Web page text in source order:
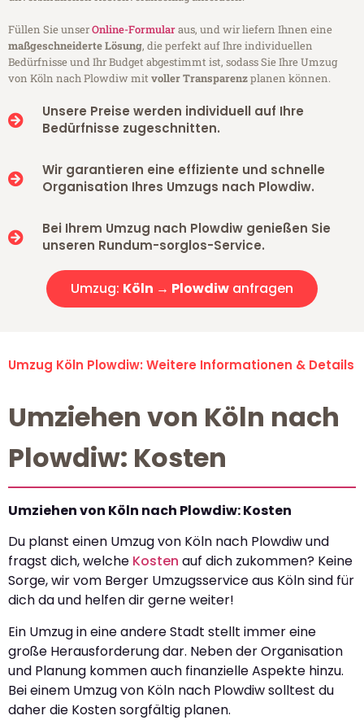
Füllen Sie unserOnline-Formularaus, und wir liefern Ihnen eine
maßgeschneiderte Lösung, die perfekt auf Ihre individuellen
Bedürfnisse und Ihr Budget abgestimmt ist, sodass Sie Ihre Umzug
von Köln nach Plowdiw mitvoller Transparenzplanen können.
Unsere Preise werden individuell auf Ihre
Bedürfnisse zugeschnitten.
Wir garantieren eine effiziente und schnelle
Organisation Ihres Umzugs nach Plowdiw.
Bei Ihrem Umzug nach Plowdiw genießen Sie
unseren Rundum-sorglos-Service.
Umzug: Köln → Plowdiw anfragen
Umzug Köln Plowdiw: Weitere Informationen & Details
Umziehen von Köln nach
Plowdiw: Kosten
Umziehen von Köln nach Plowdiw: Kosten
Du planst einen Umzug von Köln nach Plowdiw und
fragst dich, welche Kosten auf dich zukommen? Keine
Sorge, wir vom Berger Umzugsservice aus Köln sind für
dich da und helfen dir gerne weiter!
Ein Umzug in eine andere Stadt stellt immer eine
große Herausforderung dar. Neben der Organisation
und Planung kommen auch finanzielle Aspekte hinzu.
Bei einem Umzug von Köln nach Plowdiw solltest du
daher die Kosten sorgfältig planen.